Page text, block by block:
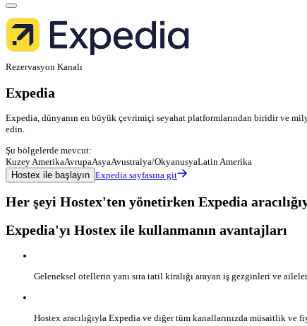
Rezervasyon Kanalı
Expedia
Expedia, dünyanın en büyük çevrimiçi seyahat platformlarından biridir ve
edin.
Şu bölgelerde mevcut:
Kuzey AmerikaAvrupaAsyaAvustralya/OkyanusyaLatin Amerika
Hostex ile başlayın Expedia sayfasına git
Her şeyi Hostex'ten yönetirken Expedia
Expedia'yı Hostex ile kullanmanın avantajları
Geleneksel otellerin yanı sıra tatil kiralığı arayan iş gezginleri ve
Hostex aracılığıyla Expedia ve diğer tüm kanallarınızda müsaitlik ve